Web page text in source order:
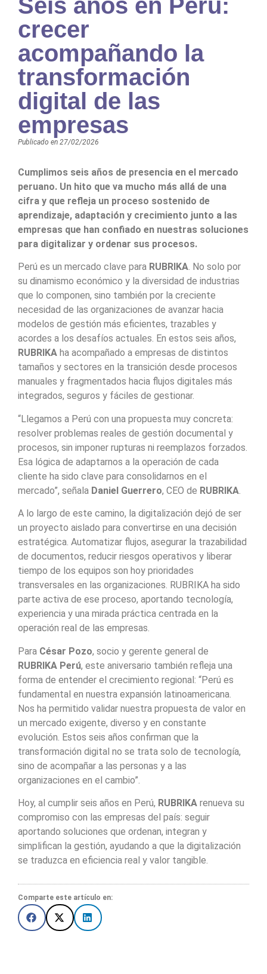
Seis años en Perú:
crecer
acompañando la
transformación
digital de las
empresas
Publicado en 27/02/2026
Cumplimos seis años de presencia en el mercado
peruano. Un hito que va mucho más allá de una
cifra y que refleja un proceso sostenido de
aprendizaje, adaptación y crecimiento junto a las
empresas que han confiado en nuestras soluciones
para digitalizar y ordenar sus procesos.
Perú es un mercado clave para RUBRIKA. No solo por
su dinamismo económico y la diversidad de industrias
que lo componen, sino también por la creciente
necesidad de las organizaciones de avanzar hacia
modelos de gestión más eficientes, trazables y
acordes a los desafíos actuales. En estos seis años,
RUBRIKA ha acompañado a empresas de distintos
tamaños y sectores en la transición desde procesos
manuales y fragmentados hacia flujos digitales más
integrados, seguros y fáciles de gestionar.
“Llegamos a Perú con una propuesta muy concreta:
resolver problemas reales de gestión documental y
procesos, sin imponer rupturas ni reemplazos forzados.
Esa lógica de adaptarnos a la operación de cada
cliente ha sido clave para consolidarnos en el
mercado”, señala Daniel Guerrero, CEO de RUBRIKA
A lo largo de este camino, la digitalización dejó de ser
un proyecto aislado para convertirse en una decisión
estratégica. Automatizar flujos, asegurar la trazabilidad
de documentos, reducir riesgos operativos y liberar
tiempo de los equipos son hoy prioridades
transversales en las organizaciones. RUBRIKA ha sido
parte activa de ese proceso, aportando tecnología,
experiencia y una mirada práctica centrada en la
operación real de las empresas.
Para César Pozo, socio y gerente general de
RUBRIKA Perú, este aniversario también refleja una
forma de entender el crecimiento regional: “Perú es
fundamental en nuestra expansión latinoamericana.
Nos ha permitido validar nuestra propuesta de valor en
un mercado exigente, diverso y en constante
evolución. Estos seis años confirman que la
transformación digital no se trata solo de tecnología,
sino de acompañar a las personas y a las
organizaciones en el cambio”.
Hoy, al cumplir seis años en Perú, RUBRIKA renueva su
compromiso con las empresas del país: seguir
aportando soluciones que ordenan, integran y
simplifican la gestión, ayudando a que la digitalización
se traduzca en eficiencia real y valor tangible.
Comparte este artículo en: